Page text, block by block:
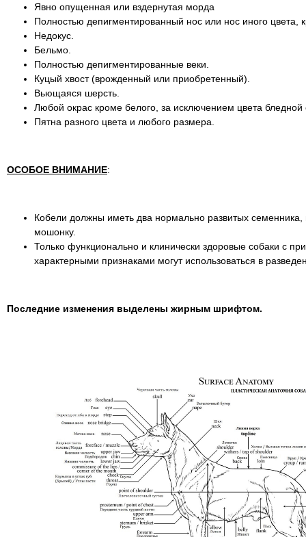
Явно опущенная или вздернутая морда
Полностью депигментированный нос или нос иного цвета,
Недокус.
Бельмо.
Полностью депигментированные веки.
Куцый хвост (врожденный или приобретенный).
Вьющаяся шерсть.
Любой окрас кроме белого, за исключением цвета бледной
Пятна разного цвета и любого размера.
ОСОБОЕ ВНИМАНИЕ:
Кобели должны иметь два нормально развитых
мошонку.
Только функционально и клинически здоровые собаки с
характерными признаками могут использоваться в
Последние изменения выделены жирным шрифтом.